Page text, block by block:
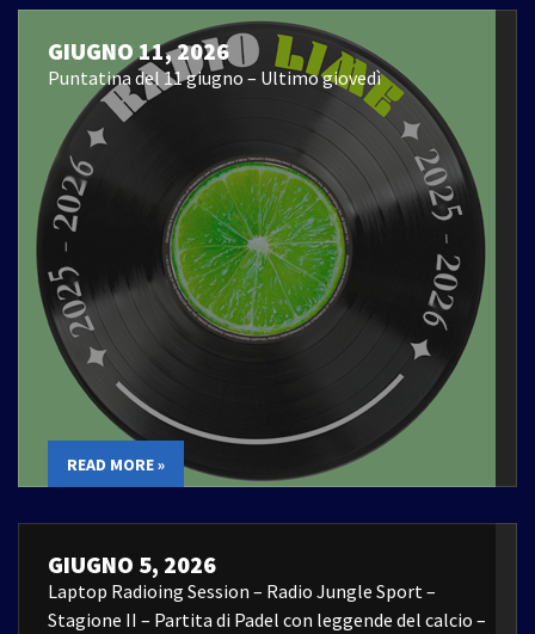
GIUGNO 11, 2026
Puntatina del 11 giugno – Ultimo giovedì
READ MORE »
GIUGNO 5, 2026
Laptop Radioing Session – Radio Jungle Sport –
Stagione II – Partita di Padel con leggende del calcio –